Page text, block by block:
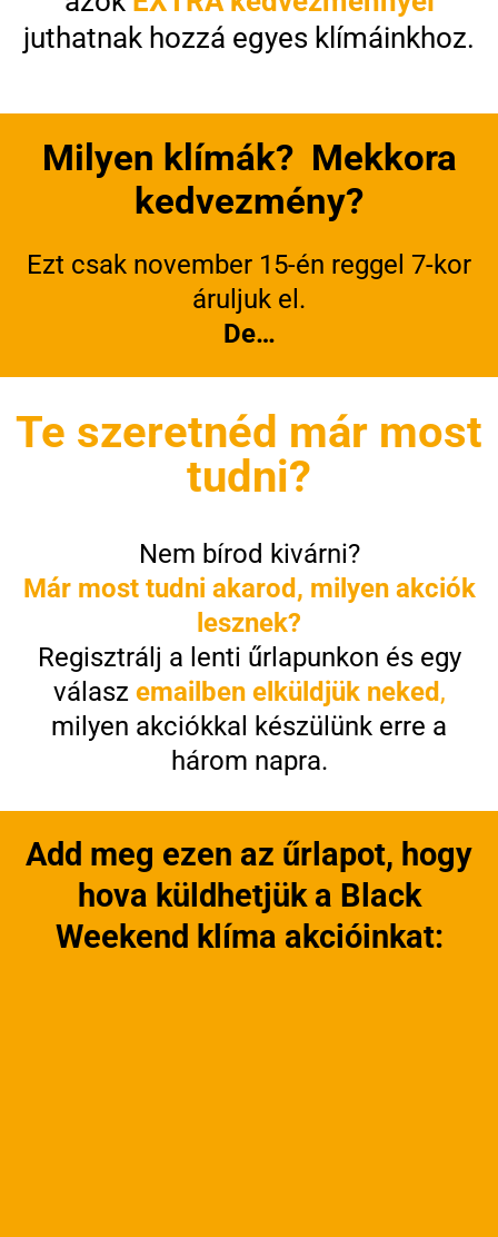
juthatnak hozzá egyes klímáinkhoz.
Milyen klímák? Mekkora
kedvezmény?
Ezt csak november 15-én reggel 7-kor
áruljuk el.
De…
Te szeretnéd már most
tudni?
Nem bírod kivárni?
Már most tudni akarod, milyen akciók
lesznek?
Regisztrálj a lenti űrlapunkon és egy
válasz emailben elküldjük neked ,
milyen akciókkal készülünk erre a
három napra.
Add meg ezen az űrlapot, hogy
hova küldhetjük a Black
Weekend klíma akcióinkat: